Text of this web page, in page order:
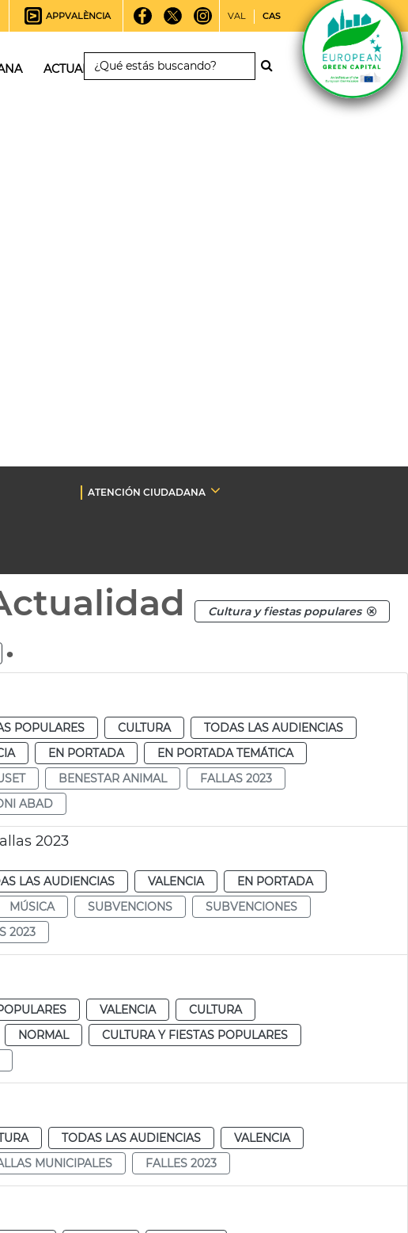
APPVALÈNCIA VAL CAS
ACTUALIDAD
ATENCIÓN CIUDADANA
Cultura y fiestas populares
.
POPULARES CULTURA
TODAS LAS AUDIENCIAS
EN PORTADA
EN PORTADA TEMÁTICA
BENESTAR ANIMAL
FALLAS 2023
ABAD
2023
LAS AUDIENCIAS VALENCIA
EN PORTADA
MÚSICA SUBVENCIONS
SUBVENCIONES
2023
VALENCIA
CULTURA
NORMAL
CULTURA Y FIESTAS POPULARES
TODAS LAS AUDIENCIAS
VALENCIA
MUNICIPALES FALLES 2023